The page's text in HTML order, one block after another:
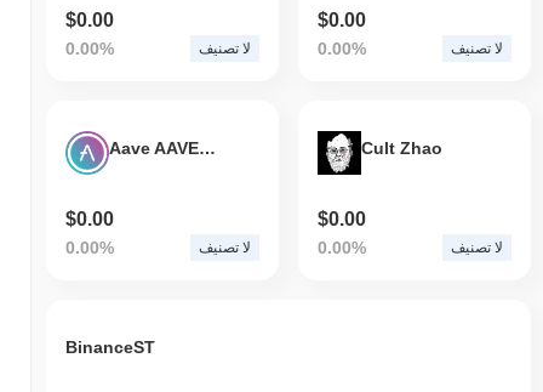
$0.00
0.00% لا تصنيف
$0.00
0.00% لا تصنيف
Aave AAVE v2
$0.00
0.00% لا تصنيف
Cult Zhao
$0.00
0.00% لا تصنيف
BinanceST